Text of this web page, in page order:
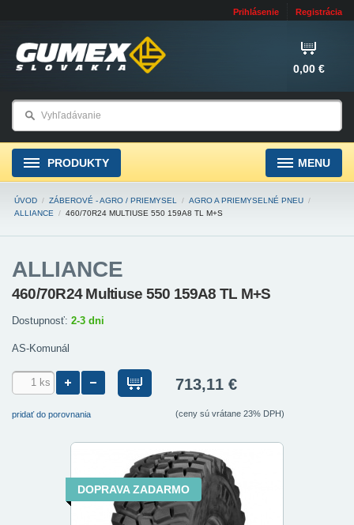
Prihlásenie Registrácia
0,00 €
PRODUKTY MENU
ÚVOD / ZÁBEROVÉ - AGRO / PRIEMYSEL / AGRO A PRIEMYSELNÉ PNEU /
ALLIANCE
/ 460/70R24 MULTIUSE 550 159A8 TL M+S
ALLIANCE
460/70R24 Multiuse 550 159A8 TL M+S
Dostupnosť: 2-3 dni
AS-Komunál
pridať do porovnania
713,11 €
(ceny sú vrátane 23% DPH)
DOPRAVA ZADARMO